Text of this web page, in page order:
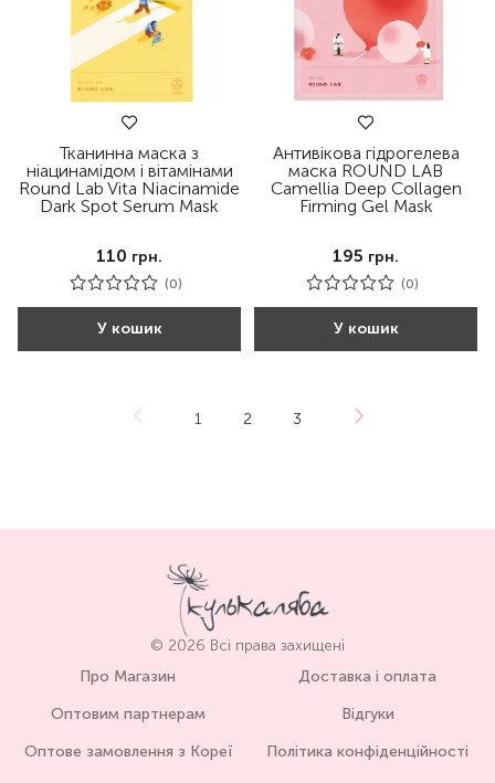
Тканинна маска з
ніацинамідом і вітамінами
Round Lab Vita Niacinamide
Dark Spot Serum Mask
110 грн.
(0)
У кошик
Антивікова гідрогелева
маска ROUND LAB
Camellia Deep Collagen
Firming Gel Mask
195 грн.
(0)
У кошик
1 2 3
© 2026 Всі права захищені
Про Магазин
Оптовим партнерам
Оптове замовлення з Кореї
Доставка і оплата
Відгуки
Політика конфіденційності